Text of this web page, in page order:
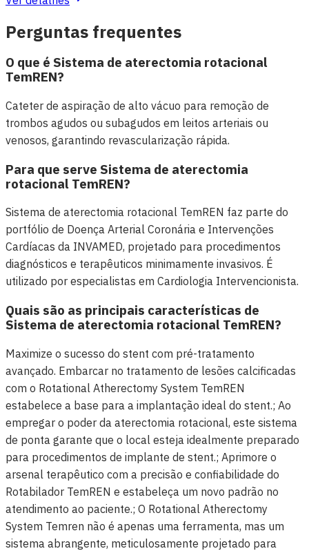
Perguntas frequentes
O que é Sistema de aterectomia rotacional
TemREN?
Cateter de aspiração de alto vácuo para remoção de
trombos agudos ou subagudos em leitos arteriais ou
venosos, garantindo revascularização rápida.
Para que serve Sistema de aterectomia
rotacional TemREN?
Sistema de aterectomia rotacional TemREN faz parte do
portfólio de Doença Arterial Coronária e Intervenções
Cardíacas da INVAMED, projetado para procedimentos
diagnósticos e terapêuticos minimamente invasivos. É
utilizado por especialistas em Cardiologia Intervencionista.
Quais são as principais características de
Sistema de aterectomia rotacional TemREN?
Maximize o sucesso do stent com pré-tratamento
avançado. Embarcar no tratamento de lesões calcificadas
com o Rotational Atherectomy System TemREN
estabelece a base para a implantação ideal do stent.; Ao
empregar o poder da aterectomia rotacional, este sistema
de ponta garante que o local esteja idealmente preparado
para procedimentos de implante de stent.; Aprimore o
arsenal terapêutico com a precisão e confiabilidade do
Rotabilador TemREN e estabeleça um novo padrão no
atendimento ao paciente.; O Rotational Atherectomy
System Temren não é apenas uma ferramenta, mas um
sistema abrangente, meticulosamente projetado para